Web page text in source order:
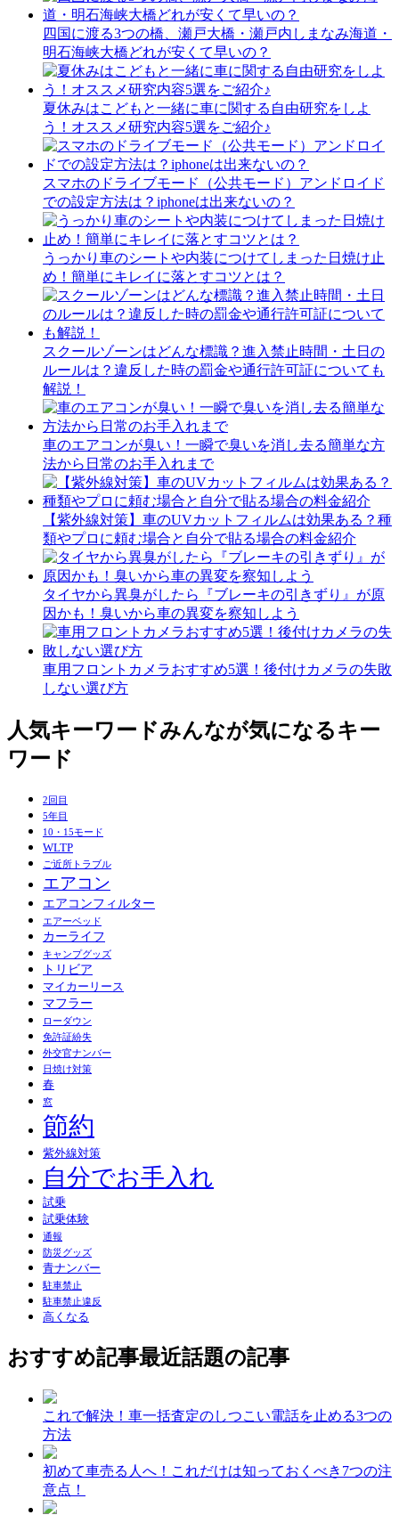
四国に渡る3つの橋、瀬戸大橋・瀬戸内しまなみ海道・
明石海峡大橋どれが安くて早いの？
夏休みはこどもと一緒に車に関する自由研究をしよ
う！オススメ研究内容5選をご紹介♪
スマホのドライブモード（公共モード）アンドロイド
での設定方法は？iphoneは出来ないの？
うっかり車のシートや内装につけてしまった日焼け止
め！簡単にキレイに落とすコツとは？
スクールゾーンはどんな標識？進入禁止時間・土日の
ルールは？違反した時の罰金や通行許可証についても
解説！
車のエアコンが臭い！一瞬で臭いを消し去る簡単な方
法から日常のお手入れまで
【紫外線対策】車のUVカットフィルムは効果ある？種
類やプロに頼む場合と自分で貼る場合の料金紹介
タイヤから異臭がしたら『ブレーキの引きずり』が原
因かも！臭いから車の異変を察知しよう
車用フロントカメラおすすめ5選！後付けカメラの失敗
しない選び方
人気キーワードみんなが気になるキー
ワード
2回目
5年目
10・15モード
WLTP
ご近所トラブル
エアコン
エアコンフィルター
エアーベッド
カーライフ
キャンプグッズ
トリビア
マイカーリース
マフラー
ローダウン
免許証紛失
外交官ナンバー
日焼け対策
春
窓
節約
紫外線対策
自分でお手入れ
試乗
試乗体験
通報
防災グッズ
青ナンバー
駐車禁止
駐車禁止違反
高くなる
おすすめ記事最近話題の記事
これで解決！車一括査定のしつこい電話を止める3つの
方法
初めて車売る人へ！これだけは知っておくべき7つの注
意点！